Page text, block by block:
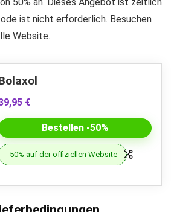
ist nicht erforderlich. Besuchen
Website.
€
Bestellen -50%
-50% auf der offiziellen Website